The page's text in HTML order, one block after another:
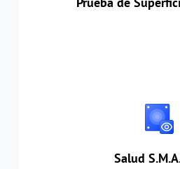
Salud
para proteger sus discos
durante el